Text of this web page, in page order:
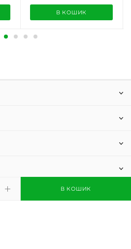
В КОШИК
В КОШИК
0 800 33 11 09